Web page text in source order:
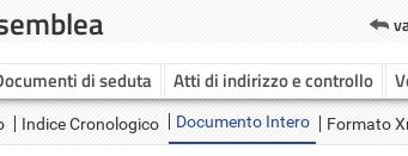
di seduta Atti di indirizzo e controllo
Indice Cronologico Documento Intero Formato